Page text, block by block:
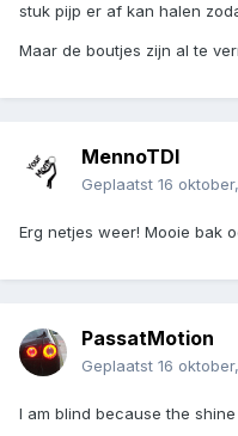
stuk pijp er af kan halen
Maar de boutjes zijn al te
MennoTDI
Geplaatst 16
Erg netjes weer! Mooie bak
PassatMotion
Geplaatst 16
I am blind because the shine